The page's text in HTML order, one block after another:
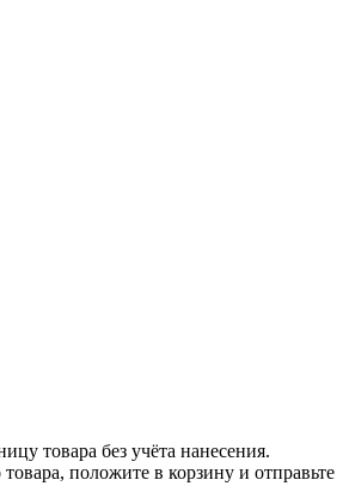
товара без учёта нанесения.
положите в корзину и отправьте